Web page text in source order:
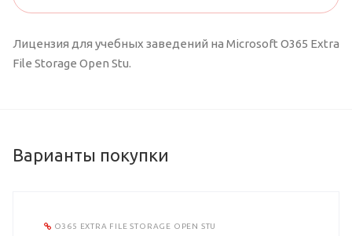
Лицензия для учебных заведений на Microsoft O365 Extra
File Storage Open Stu.
Варианты покупки
O365 EXTRA FILE STORAGE OPEN STU